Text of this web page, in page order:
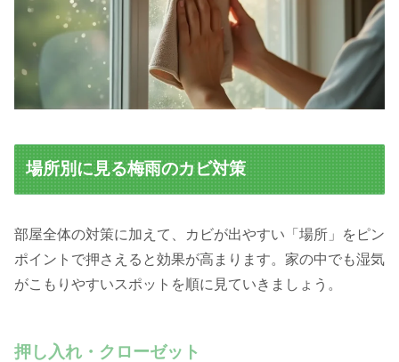
場所別に見る梅雨のカビ対策
部屋全体の対策に加えて、カビが出やすい「場所」をピン
ポイントで押さえると効果が高まります。家の中でも湿気
がこもりやすいスポットを順に見ていきましょう。
押し入れ・クローゼット